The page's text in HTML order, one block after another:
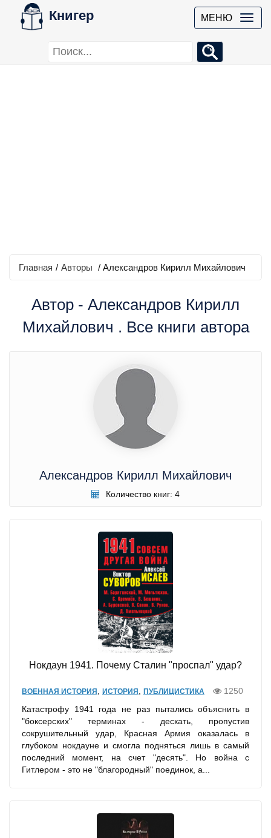
Книгер МЕНЮ
Главная / Авторы / Александров Кирилл Михайлович
Автор - Александров Кирилл
Михайлович . Все книги автора
Александров Кирилл Михайлович
Количество книг: 4
Нокдаун 1941. Почему Сталин "проспал" удар?
ВОЕННАЯ ИСТОРИЯ ИСТОРИЯ ПУБЛИЦИСТИКА
1250
Катастрофу 1941 года не раз пытались объяснить в
"боксерских" терминах - дескать, пропустив
сокрушительный удар, Красная Армия оказалась в
глубоком нокдауне и смогла подняться лишь в самый
последний момент, на счет "десять". Но война с
Гитлером - это не "благородный" поединок, а...